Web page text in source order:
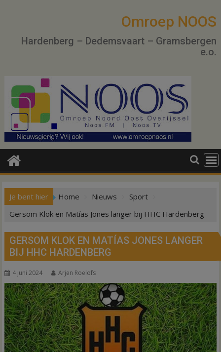
Omroep NOOS
Hardenberg – Dedemsvaart – Gramsbergen
e.o.
Je bent hier Home Nieuws
Sport
Gersom Klok en Matías Jones langer bij HHC Hardenberg
GERSOM KLOK EN MATÍAS JONES LANGER
BIJ HHC HARDENBERG
4 juni 2024 Arjen Roelofs